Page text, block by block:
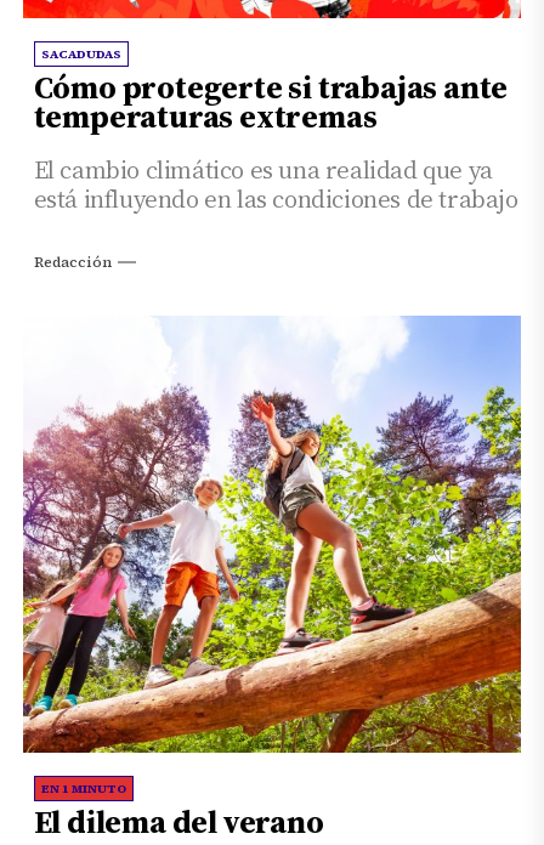
SACADUDAS
Cómo protegerte si trabajas ante
temperaturas extremas
El cambio climático es una realidad que ya
está influyendo en las condiciones de trabajo
Redacción
EN 1 MINUTO
El dilema del verano